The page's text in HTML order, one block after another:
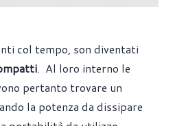
col tempo, son diventati
. Al loro interno le
pertanto trovare un
la potenza da dissipare